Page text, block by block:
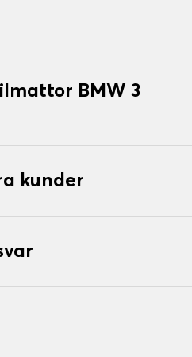
BMW 3
kunder